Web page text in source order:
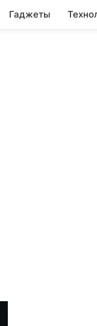
Гаджеты